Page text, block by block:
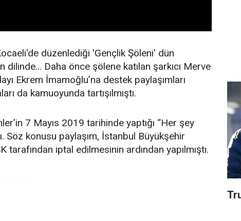
düzenlediği 'Gençlik Şöleni' dün
Daha önce şölene katılan şarkıcı Merve
Ekrem İmamoğlu’na destek paylaşımları
da kamuoyunda tartışılmıştı.
7 Mayıs 2019 tarihinde yaptığı “Her şey
Söz konusu paylaşım, İstanbul Büyükşehir
tarafından iptal edilmesinin ardından yapılmıştı.